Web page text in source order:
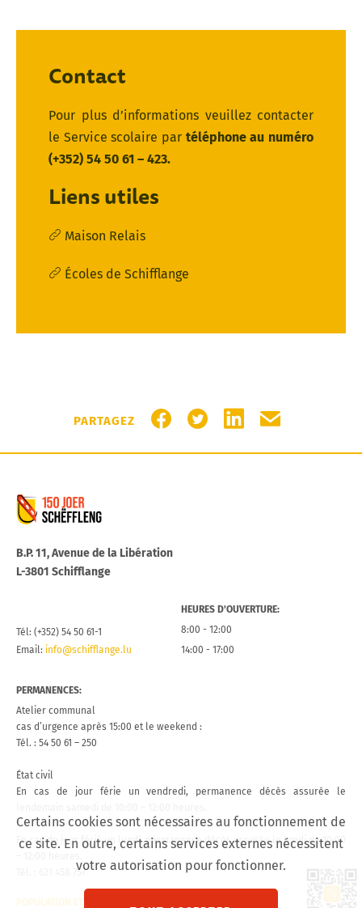
Lien
Contact
Pour plus d’informations veuillez contacter
le Service scolaire par téléphone au numéro
(+352) 54 50 61 – 423.
Liens utiles
Maison Relais
Écoles de Schifflange
PARTAGEZ
PARTAGER SUR FACEBOOK
PARTAGER SUR TWITTER
PARTAGER SUR
PARTAGER
B.P. 11, Avenue de la Libération
L-3801 Schifflange
Tél: (+352) 54 50 61-1
Email: info@schifflange.lu
HEURES D’OUVERTURE:
8:00 - 12:00
14:00 - 17:00
PERMANENCES:
Atelier communal
cas d’urgence après 15:00 et le weekend :
Tél. : 54 50 61 – 250
État civil
En cas de jour férie un vendredi, permanence décès assurée le
En cas de jour férié un lundi, permanence décès assurée le lundi de 10:00
Tél. : 621 458 757
POPULATION ET ÉTAT CIVIL
Certains cookies sont nécessaires au fonctionnement de
ce site. En outre, certains services externes nécessitent
votre autorisation pour fonctionner.